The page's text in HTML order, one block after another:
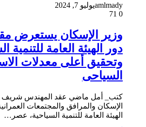
amlmadyيوليو 7, 2024
0
وزير الإسكان يستعرض
دور الهيئة العامة للتنمية
وتحقيق أعلى معدلات
السياحى
كتب_ أمل ماضي عقد المهندس شريف
الإسكان والمرافق والمجتمعات
الهيئة العامة للتنمية السياحية، عصر…